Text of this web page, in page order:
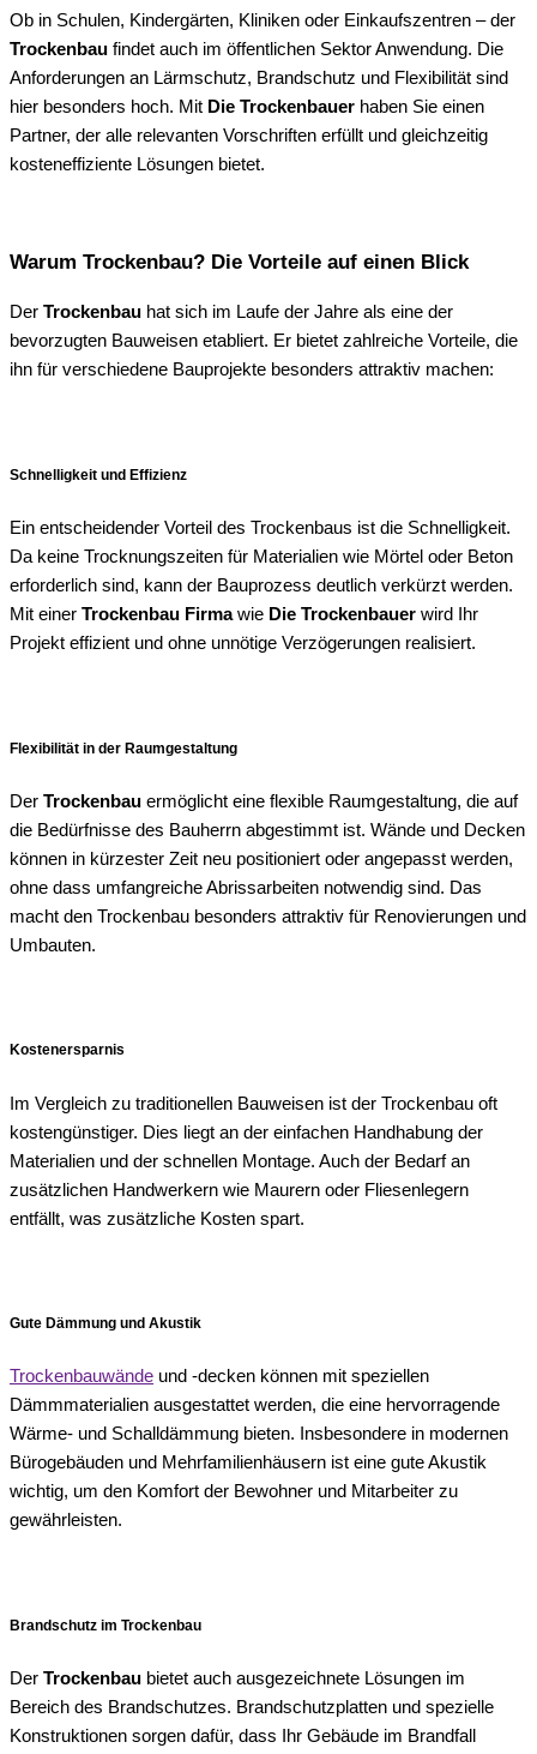
Ob in Schulen, Kindergärten, Kliniken oder Einkaufszentren – der
Trockenbau findet auch im öffentlichen Sektor Anwendung. Die
Anforderungen an Lärmschutz, Brandschutz und Flexibilität sind
hier besonders hoch. Mit Die Trockenbauer haben Sie einen
Partner, der alle relevanten Vorschriften erfüllt und gleichzeitig
kosteneffiziente Lösungen bietet.
Warum Trockenbau? Die Vorteile auf einen Blick
Der Trockenbau hat sich im Laufe der Jahre als eine der
bevorzugten Bauweisen etabliert. Er bietet zahlreiche Vorteile, die
ihn für verschiedene Bauprojekte besonders attraktiv machen:
Schnelligkeit und Effizienz
Ein entscheidender Vorteil des Trockenbaus ist die Schnelligkeit.
Da keine Trocknungszeiten für Materialien wie Mörtel oder Beton
erforderlich sind, kann der Bauprozess deutlich verkürzt werden.
Mit einer Trockenbau Firmawie Die Trockenbauer wird Ihr
Projekt effizient und ohne unnötige Verzögerungen realisiert.
Flexibilität in der Raumgestaltung
Der Trockenbau ermöglicht eine flexible Raumgestaltung, die auf
die Bedürfnisse des Bauherrn abgestimmt ist. Wände und Decken
können in kürzester Zeit neu positioniert oder angepasst werden,
ohne dass umfangreiche Abrissarbeiten notwendig sind. Das
macht den Trockenbau besonders attraktiv für Renovierungen und
Umbauten.
Kostenersparnis
Im Vergleich zu traditionellen Bauweisen ist der Trockenbau oft
kostengünstiger. Dies liegt an der einfachen Handhabung der
Materialien und der schnellen Montage. Auch der Bedarf an
zusätzlichen Handwerkern wie Maurern oder Fliesenlegern
entfällt, was zusätzliche Kosten spart.
Gute Dämmung und Akustik
Trockenbauwände und -decken können mit speziellen
Dämmmaterialien ausgestattet werden, die eine hervorragende
Wärme- und Schalldämmung bieten. Insbesondere in modernen
Bürogebäuden und Mehrfamilienhäusern ist eine gute Akustik
wichtig, um den Komfort der Bewohner und Mitarbeiter zu
gewährleisten.
Brandschutz im Trockenbau
Der Trockenbau bietet auch ausgezeichnete Lösungen im
Bereich des Brandschutzes. Brandschutzplatten und spezielle
Konstruktionen sorgen dafür, dass Ihr Gebäude im Brandfall